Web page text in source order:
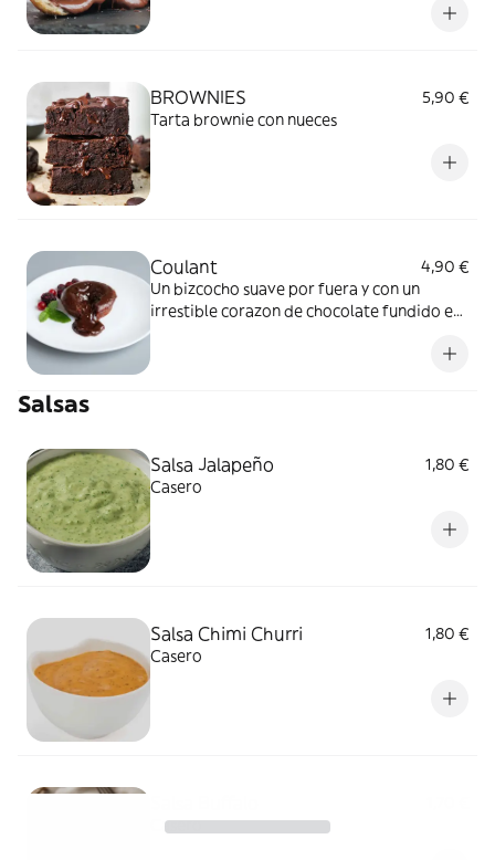
BROWNIES
5,90 €
Tarta brownie con nueces
Coulant
4,90 €
Un bizcocho suave por fuera y con un
irrestible corazon de chocolate fundido en
explosion de sabor intenso a cacao, ideal
Salsas
Salsa Jalapeño
1,80 €
Casero
Salsa Chimi Churri
1,80 €
Casero
Casero